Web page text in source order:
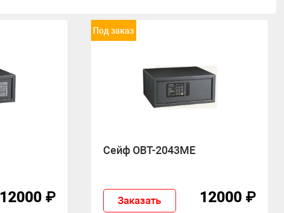
12000 ₽
Сейф OBT-2043ME
Заказать 12000 ₽
Под заказ